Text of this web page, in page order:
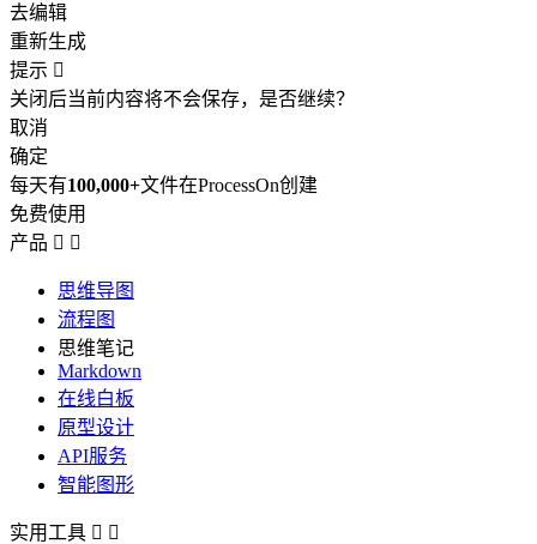
去编辑
重新生成
提示 
关闭后当前内容将不会保存，是否继续？
取消
确定
每天有100,000+文件在ProcessOn创建
免费使用
产品  
思维导图
流程图
思维笔记
Markdown
在线白板
原型设计
API服务
智能图形
实用工具  